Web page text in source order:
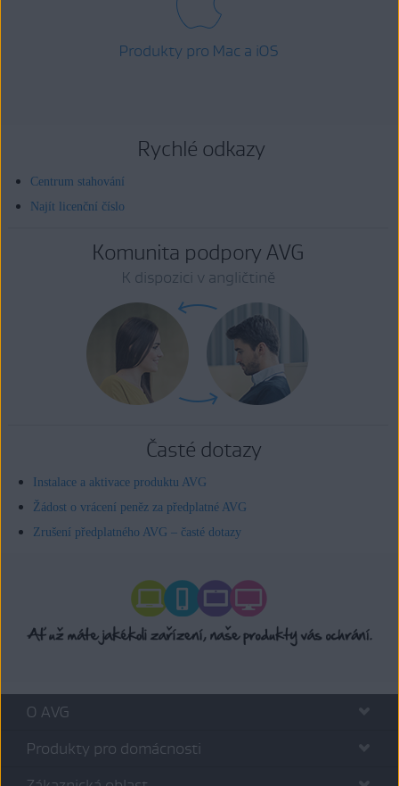
Produkty pro Mac a iOS
Rychlé odkazy
Centrum stahování
Najít licenční číslo
Komunita podpory AVG
K dispozici v angličtině
Časté dotazy
Instalace a aktivace produktu AVG
Žádost o vrácení peněz za předplatné AVG
Zrušení předplatného AVG – časté dotazy
O AVG
Produkty pro domácnosti